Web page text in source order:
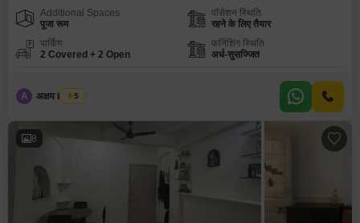
Additional Spaces
पूजा रूम
पॉसेशन स्थिति
रहने के लिए तैयार
पार्किंग
2 Covered + 2 Open
फर्निशिंग स्थिति
अर्ध-सुसज्जित
A अक्षय ह पाटील
5
8